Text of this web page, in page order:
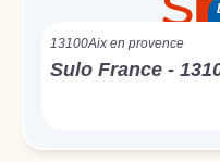
13100Aix en provence
Sulo France -